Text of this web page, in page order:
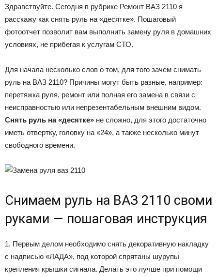
Здравствуйте. Сегодня в рубрике Ремонт ВАЗ 2110 я
расскажу как снять руль на «десятке». Пошаговый
фотоотчет позволит вам выполнить замену руля в домашних
условиях, не прибегая к услугам СТО.
Для начала несколько слов о том, для того зачем снимать
руль на ВАЗ 2110? Причины могут быть разные, например:
перетяжка руля, ремонт или полная его замена в связи с
неисправностью или непрезентабельным внешним видом.
Снять руль на «десятке» не сложно, для этого достаточно
иметь отвертку, головку на «24», а также несколько минут
свободного времени.
Снимаем руль на ВАЗ 2110 своми
руками — пошаговая инструкция
1. Первым делом необходимо снять декоративную накладку
с надписью «ЛАДА», под которой спрятаны шурупы
крепления крышки сигнала. Делать это лучше при помощи